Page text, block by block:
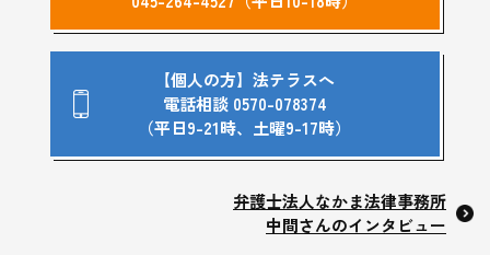
【個人の方】法テラスへ
電話相談 0570-078374
（平日9-21時、土曜9-17時）
弁護士法人なかま法律事務所
中間さんのインタビュー